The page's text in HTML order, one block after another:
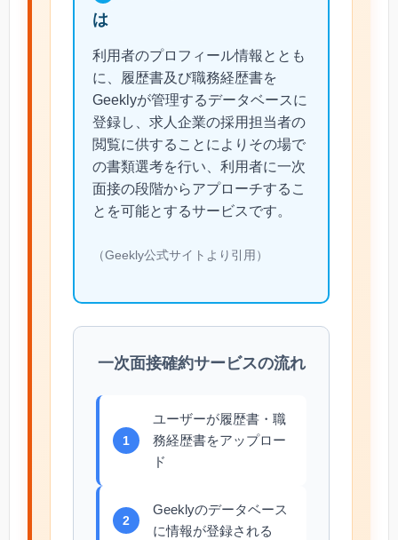
は
利用者のプロフィール情報ととも
に、履歴書及び職務経歴書を
Geeklyが管理するデータベースに
登録し、求人企業の採用担当者の
閲覧に供することによりその場で
の書類選考を行い、利用者に一次
面接の段階からアプローチするこ
とを可能とするサービスです。
（Geekly公式サイトより引用）
一次面接確約サービスの流れ
1
ユーザーが履歴書・職
務経歴書をアップロー
ド
2
Geeklyのデータベース
に情報が登録される